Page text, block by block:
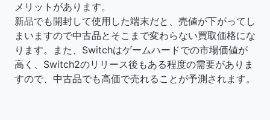
メリットがあります。
新品でも開封して使用した端末だと、売値が下がってし
まいますので中古品とそこまで変わらない買取価格にな
ります。また、Switchはゲームハードでの市場価値が
高く、Switch2のリリース後もある程度の需要がありま
すので、中古品でも高価で売れることが予測されます。